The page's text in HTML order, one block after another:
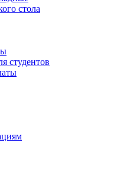
стола
студентов